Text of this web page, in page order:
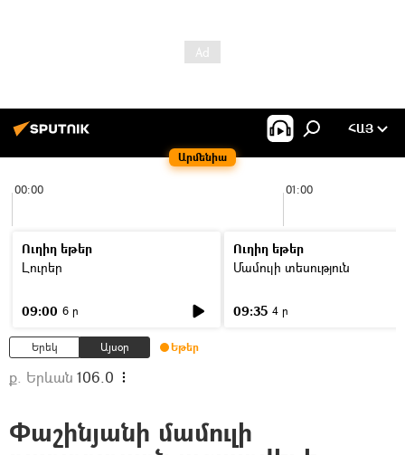
Արմենիա
ՀԱՅ
00:00 01:00
Ուղիղ եթեր
Լուրեր
09:00 6 ր
Ուղիղ եթեր
Մամուլի տեսություն
09:35 4 ր
Երեկ Այսօր Եթեր
ք. Երևան 106.0
Փաշինյանի մամուլի